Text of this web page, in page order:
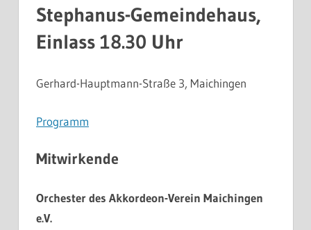
Stephanus-Gemeindehaus,
Einlass 18.30 Uhr
Gerhard-Hauptmann-Straße 3, Maichingen
Programm
Mitwirkende
Orchester des Akkordeon-Verein Maichingen
e.V.